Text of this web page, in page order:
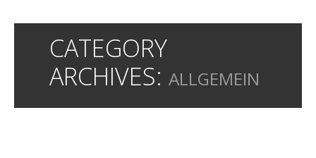
CATEGORY
ARCHIVES: ALLGEMEIN